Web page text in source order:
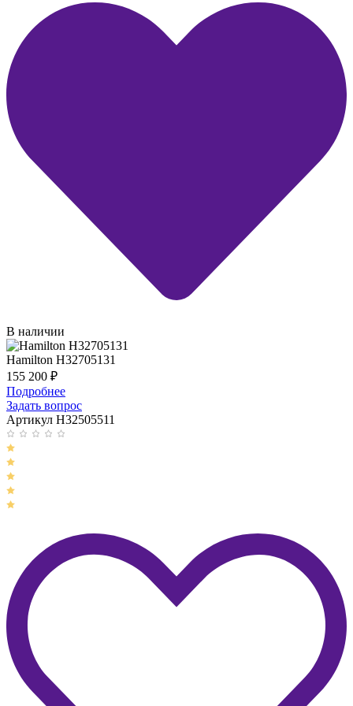
В наличии
Hamilton H32705131
155 200 ₽
Подробнее
Задать вопрос
Артикул H32505511